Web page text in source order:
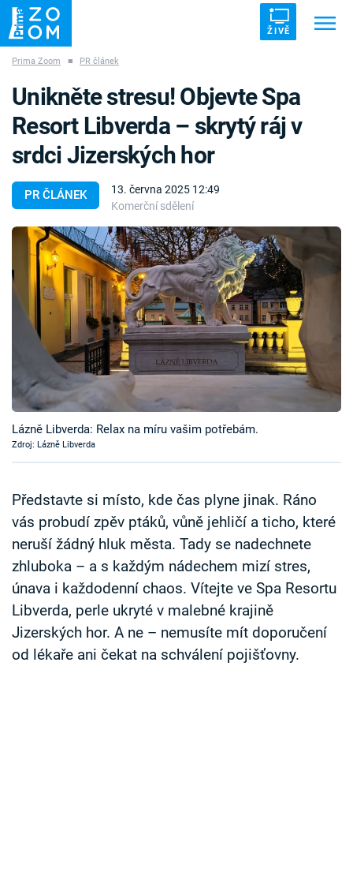
ŽIVĚ
ZÁHADY VETŘELCI DÁVNOVĚKU
Témata
Témata
Pořady
TV Program
Časopis
Sledujte prima+
Sledujte nás
Prima Zoom ■ PR článek
PR ČLÁNEK
13. června 2025 12:49
Komerční sdělení
Unikněte stresu! Objevte Spa
Resort Libverda – skrytý ráj v
srdci Jizerských hor
Lázně Libverda: Relax na míru vašim potřebám.
Zdroj: Lázně Libverda
Představte si místo, kde čas plyne jinak. Ráno
vás probudí zpěv ptáků, vůně jehličí a ticho, které
neruší žádný hluk města. Tady se nadechnete
zhluboka – a s každým nádechem mizí stres,
únava i každodenní chaos. Vítejte ve Spa Resortu
Libverda, perle ukryté v malebné krajině
Jizerských hor. A ne – nemusíte mít doporučení
od lékaře ani čekat na schválení pojišťovny.